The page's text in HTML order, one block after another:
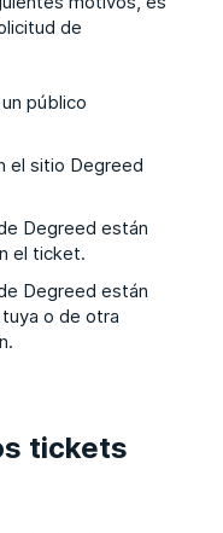
de
público
el sitio Degreed
Degreed están
el ticket.
Degreed están
o de otra
tickets